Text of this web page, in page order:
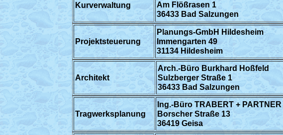
Kurverwaltung
Am Flößrasen 1
36433 Bad Salzungen
Projektsteuerung
Planungs-GmbH Hildesheim
Immengarten 49
31134 Hildesheim
Architekt
Arch.-Büro Burkhard Hoßfeld
Sulzberger Straße 1
36433 Bad Salzungen
Tragwerksplanung
Ing.-Büro TRABERT + PARTNER
Borscher Straße 13
36419 Geisa